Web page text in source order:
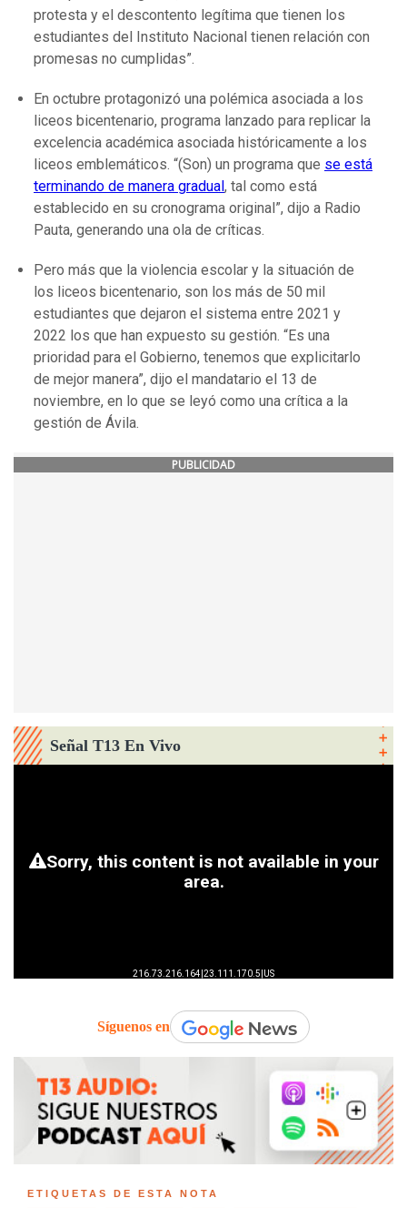
protesta y el descontento legítima que tienen los
estudiantes del Instituto Nacional tienen relación con
promesas no cumplidas”.
En octubre protagonizó una polémica asociada a los
liceos bicentenario, programa lanzado para replicar la
excelencia académica asociada históricamente a los
liceos emblemáticos. “(Son) un programa que se está
terminando de manera gradual , tal como está
establecido en su cronograma original”, dijo a Radio
Pauta, generando una ola de críticas.
Pero más que la violencia escolar y la situación de
los liceos bicentenario, son los más de 50 mil
estudiantes que dejaron el sistema entre 2021 y
2022 los que han expuesto su gestión. “Es una
prioridad para el Gobierno, tenemos que explicitarlo
de mejor manera”, dijo el mandatario el 13 de
noviembre, en lo que se leyó como una crítica a la
gestión de Ávila.
PUBLICIDAD
Señal T13 En Vivo
Síguenos en
ETIQUETAS DE ESTA NOTA